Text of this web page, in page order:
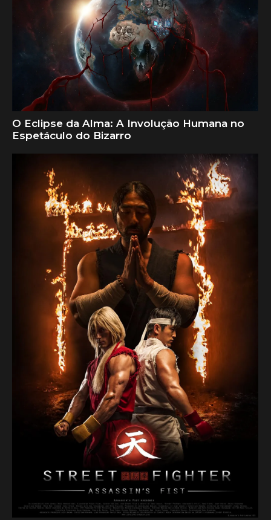
O Eclipse da Alma: A Involução Humana no
Espetáculo do Bizarro